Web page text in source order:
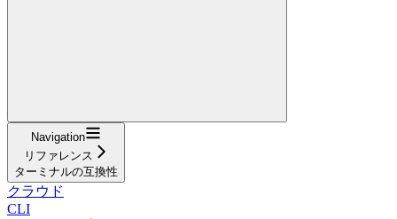
Navigation
リファレンス
ターミナルの互換性
クラウド
CLI